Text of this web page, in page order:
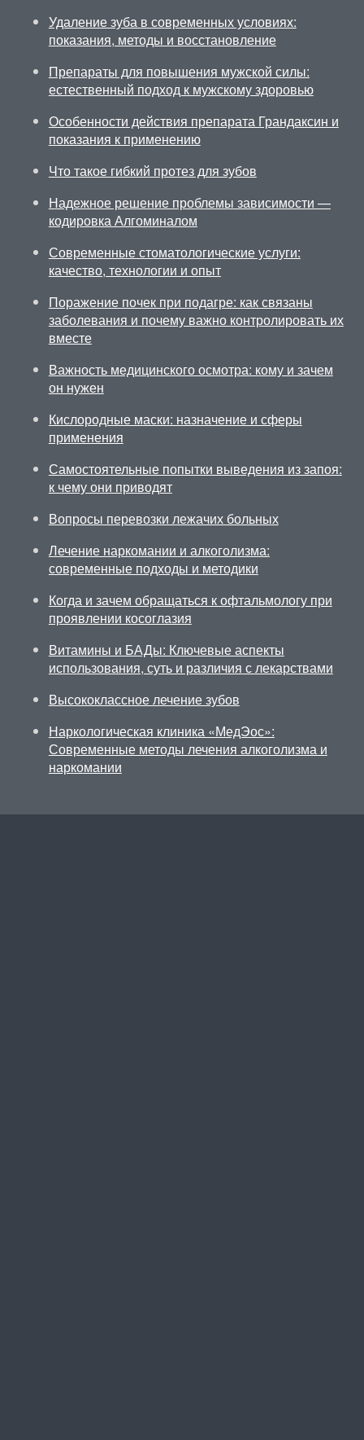
Удаление зуба в современных условиях:
показания, методы и восстановление
Препараты для повышения мужской силы:
естественный подход к мужскому здоровью
Особенности действия препарата Грандаксин и
показания к применению
Что такое гибкий протез для зубов
Надежное решение проблемы зависимости —
кодировка Алгоминалом
Современные стоматологические услуги:
качество, технологии и опыт
Поражение почек при подагре: как связаны
заболевания и почему важно контролировать их
вместе
Важность медицинского осмотра: кому и зачем
он нужен
Кислородные маски: назначение и сферы
применения
Самостоятельные попытки выведения из запоя:
к чему они приводят
Вопросы перевозки лежачих больных
Лечение наркомании и алкоголизма:
современные подходы и методики
Когда и зачем обращаться к офтальмологу при
проявлении косоглазия
Витамины и БАДы: Ключевые аспекты
использования, суть и различия с лекарствами
Высококлассное лечение зубов
Наркологическая клиника «МедЭос»:
Современные методы лечения алкоголизма и
наркомании